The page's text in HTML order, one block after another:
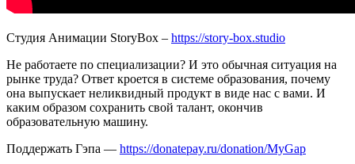
Студия Анимации StoryBox – https://story-box.studio
Не работаете по специализации? И это обычная ситуация на
рынке труда? Ответ кроется в системе образования, почему
она выпускает неликвидный продукт в виде нас с вами. И
каким образом сохранить свой талант, окончив
образовательную машину.
Поддержать Гэпа — https://donatepay.ru/donation/MyGap